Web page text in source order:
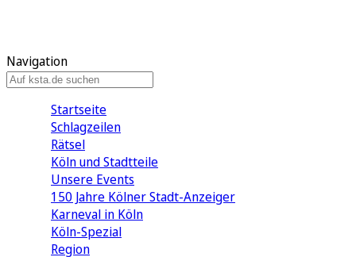
Navigation
Startseite
Schlagzeilen
Rätsel
Köln und Stadtteile
Unsere Events
150 Jahre Kölner Stadt-Anzeiger
Karneval in Köln
Köln-Spezial
Region